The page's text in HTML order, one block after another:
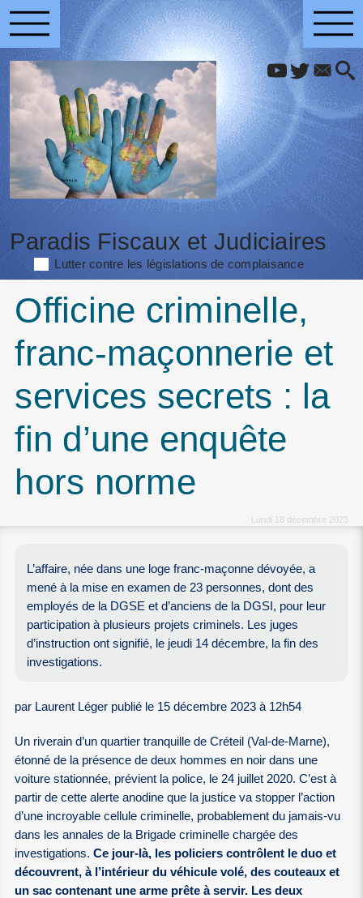
Paradis Fiscaux et Judiciaires
Lutter contre les législations de complaisance
Officine criminelle,
franc-maçonnerie et
services secrets : la
fin d’une enquête
hors norme
Lundi 18 décembre 2023
L’affaire, née dans une loge franc-maçonne dévoyée, a
mené à la mise en examen de 23 personnes, dont des
employés de la DGSE et d’anciens de la DGSI, pour leur
participation à plusieurs projets criminels. Les juges
d’instruction ont signifié, le jeudi 14 décembre, la fin des
investigations.
par Laurent Léger publié le 15 décembre 2023 à 12h54
Un riverain d’un quartier tranquille de Créteil (Val-de-Marne),
étonné de la présence de deux hommes en noir dans une
voiture stationnée, prévient la police, le 24 juillet 2020. C’est à
partir de cette alerte anodine que la justice va stopper l’action
d’une incroyable cellule criminelle, probablement du jamais-vu
dans les annales de la Brigade criminelle chargée des
investigations.Ce jour-là, les policiers contrôlent le duo et
découvrent, à l’intérieur du véhicule volé, des couteaux et
un sac contenant une arme prête à servir. Les deux